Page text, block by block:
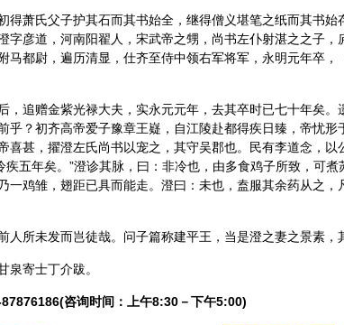
得萧氏父子护其石而其书始全，继得僧义堪笔之纸而其书
字彦道，河南阳翟人，宋武帝之甥，尚书左仆射湛之之子，
马都尉，遍历清显，仕齐至侍中领右军将军，永明元年卒，
，追赠金紫光禄大夫，实永元元年，去其卒时已七十年矣
乎？初齐高帝爱子豫章王嶷，自江陵赴都得疾日臻，帝忧形
喜甚，擢澄左氏尚书以宠之，其守吴郡也。民有李道念，以
疾五年矣。”澄诊其脉，曰：非冷也，由多食鸡子所致，可煮
一鸡雏，翅距已具而能走。澄曰：未也，盍服其余药从之，
人所未发而岂徒哉。问子篇称建平王，当是澄之妻之景素，
泉寄士丁介跋。
咨询时间：上午8:30－下午5:00)